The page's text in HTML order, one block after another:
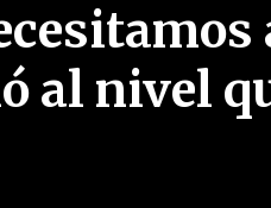
al nivel